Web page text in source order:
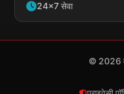
24x7 सेवा
© 2026